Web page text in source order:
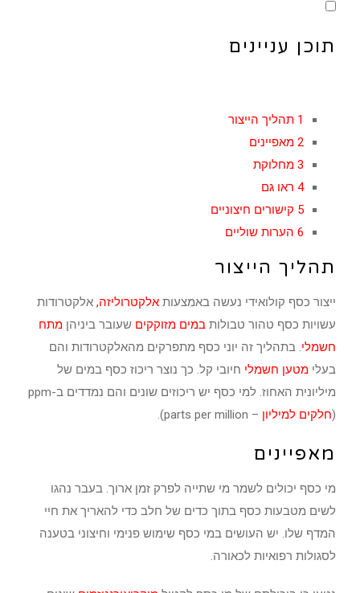
תוכן עניינים
1 תהליך הייצור
2 מאפיינים
3 מחלוקת
4 ראו גם
5 קישורים חיצוניים
6 הערות שוליים
תהליך הייצור
ייצור כסף קולואידי נעשה באמצעות אלקטרוליזה, אלקטרודות
עשויות כסף טהור טבולות במים מזוקקים שעובר ביניהן מתח
חשמלי. בתהליך זה יוני כסף מתפרקים מהאלקטרודות והם
בעלי מטען חשמלי חיובי קל. כך נוצר ריכוז כסף במים של
מיליונית האחוז. למי כסף יש ריכוזים שונים והם נמדדים ב-ppm
(חלקים למיליון – parts per million).
מאפיינים
מי כסף יכולים לשמר מי שתייה לפרק זמן ארוך. בעבר נהגו
לשים מטבעות כסף בתוך כדים של חלב כדי להאריך את חיי
המדף שלו. יש העושים במי כסף שימוש פנימי וחיצוני בטענה
לסגולות רפואיות לכאורה.